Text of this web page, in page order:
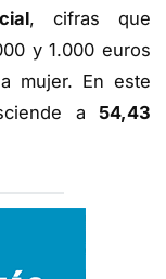
, cifras que
y 1.000 euros
mujer. En este
a 54,43